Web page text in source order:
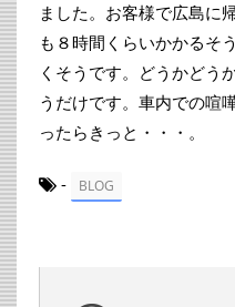
ました。お客様で広島に
も８時間くらいかかるそ
くそうです。どうかどう
うだけです。車内での喧
ったらきっと・・・。
- BLOG